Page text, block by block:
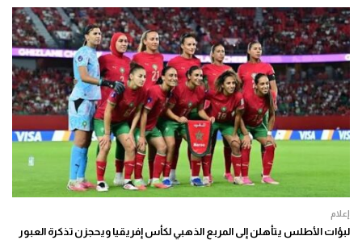
إعلام
لبؤات الأطلس يتأهلن إلى المربع الذهبي لكأس إفريقيا ويحجزن تذكرة العبور